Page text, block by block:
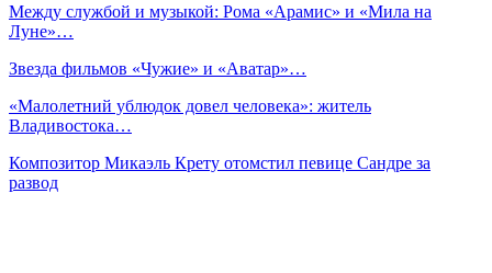
Между службой и музыкой: Рома «Арамис» и «Мила на
Луне»…
Звезда фильмов «Чужие» и «Аватар»…
«Малолетний ублюдок довел человека»: житель
Владивостока…
Композитор Микаэль Крету отомстил певице Сандре за
развод